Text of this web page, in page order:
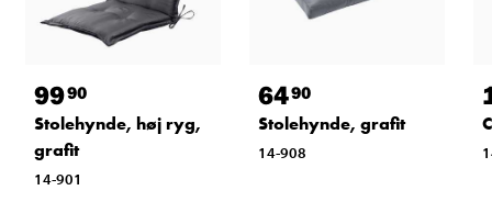
9990
Stolehynde, høj ryg,
grafit
14-901
6490
Stolehynde, grafit
14-908